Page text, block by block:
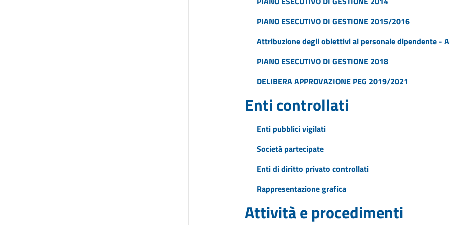
PIANO ESECUTIVO DI GESTIONE 2015/2016
Attribuzione degli obiettivi al personale dipendente -
PIANO ESECUTIVO DI GESTIONE 2018
DELIBERA APPROVAZIONE PEG 2019/2021
Enti controllati
Enti pubblici vigilati
Società partecipate
Enti di diritto privato controllati
Rappresentazione grafica
Attività e procedimenti